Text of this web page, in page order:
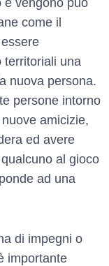
come il
territoriali una
nuova persona.
persone intorno
amicizie,
ed avere
al gioco
ad una
di impegni o
importante